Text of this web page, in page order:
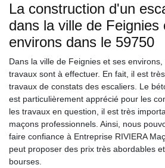
La construction d'un
dans la ville de Feignies
environs dans le 59750
Dans la ville de Feignies et ses
travaux sont à effectuer. En fait, il est
travaux de constats des escaliers. Le
est particulièrement apprécié pour les
les travaux en question, il est très
maçons professionnels. Ainsi, nous
faire confiance à Entreprise RIVIERA
peut proposer des prix très abordables
bourses.